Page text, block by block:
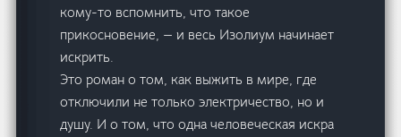
кому-то вспомнить, что такое
прикосновение, — и весь Изолиум начинает
искрить.
Это роман о том, как выжить в мире, где
отключили не только электричество, но и
душу. И о том, что одна человеческая искра